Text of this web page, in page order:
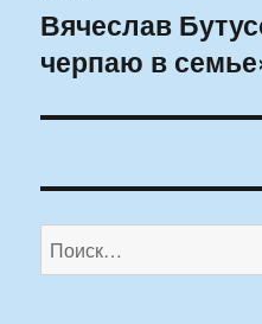
Следующая
запись:
Вячеслав
черпаю в
Искать: